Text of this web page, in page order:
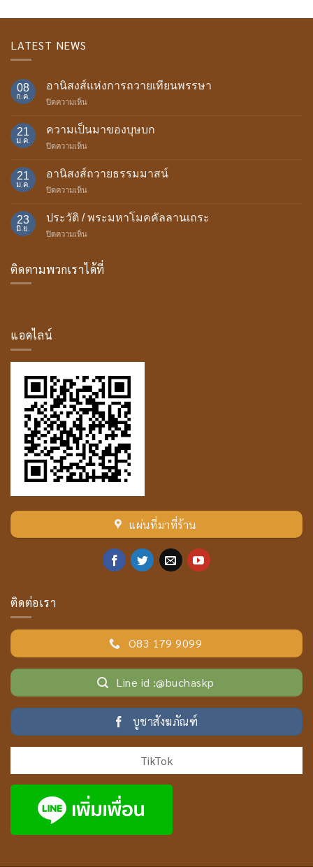
LATEST NEWS
08
ก.ค.
อานิสงส์แห่งการถวายเทียนพรรษา
ปิดความเห็น
ถวาย
พรรษา
21
ม.ค.
ความเป็นมาของบุษบก
ปิดความเห็น
ของ
21
ม.ค.
อานิสงส์ถวายธรรมมาสน์
ปิดความเห็น
ถวาย
มา
23
มิ.ย.
ประวัติ / พระมหาโมคคัลลานเถระ
ปิดความเห็น
พระ
ติดตามพวกเราได้ที่
แอดไลน์
แผ่นที่มาที่ร้าน
ติดต่อเรา
O83 179 9099
Line id :@buchaskp
บูชาสังฆภัณฑ์
TikTok